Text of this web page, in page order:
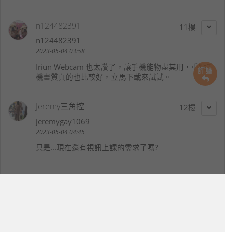
評論
11
n124482391
n124482391
2023-05-04 03:58
Iriun Webcam 也太讚了，讓手機能物盡其用，重點手
機畫質真的也比較好，立馬下載來試試。
12
Jeremy三角控
jeremygay1069
2023-05-04 04:45
只是...現在還有視訊上課的需求了嗎?